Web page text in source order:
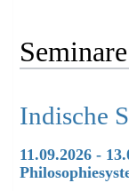
Seminare
Indische
11.09.2026 -